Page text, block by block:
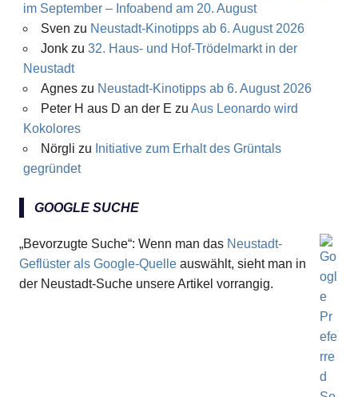
im September – Infoabend am 20. August
Sven zu Neustadt-Kinotipps ab 6. August 2026
Jonkzu 32. Haus- und Hof-Trödelmarkt in der
Neustadt
Agneszu Neustadt-Kinotipps ab 6. August 2026
Peter H aus D an der E zu Aus Leonardo wird
Kokolores
Nörgli zu Initiative zum Erhalt des Grüntals
gegründet
GOOGLE SUCHE
„Bevorzugte Suche“: Wenn man das Neustadt-
Geflüster als Google-Quelle auswählt, sieht man in
der Neustadt-Suche unsere Artikel vorrangig.